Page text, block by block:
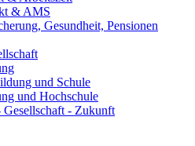
& AMS
Gesundheit, Pensionen
und Schule
und Hochschule
Gesellschaft - Zukunft